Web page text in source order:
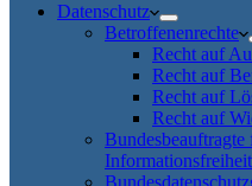
Datenschutz
Betroffenenrechte
Recht auf
Recht auf
Recht auf
Recht auf